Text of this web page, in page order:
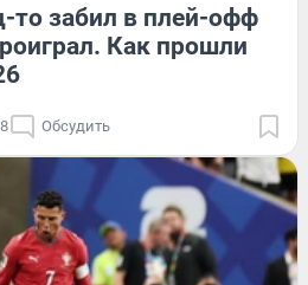
то забил в плей-офф
Как прошли
Обсудить